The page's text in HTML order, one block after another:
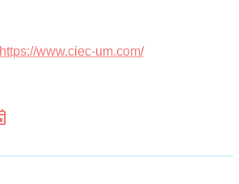
https://www.ciec-um.com/